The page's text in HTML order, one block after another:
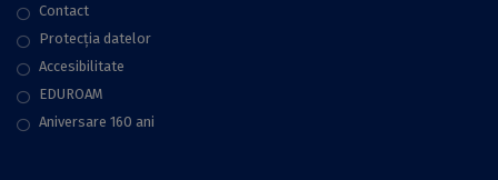
Contact
Protecţia datelor
Accesibilitate
EDUROAM
Aniversare 160 ani